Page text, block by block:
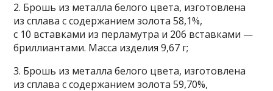
2. Брошь из металла белого цвета, изготовлена
из сплава с содержанием золота 58,1%,
с 10 вставками из перламутра и 206 вставками —
бриллиантами. Масса изделия 9,67 г;
3. Брошь из металла белого цвета, изготовлена
из сплава с содержанием золота 59,70%,